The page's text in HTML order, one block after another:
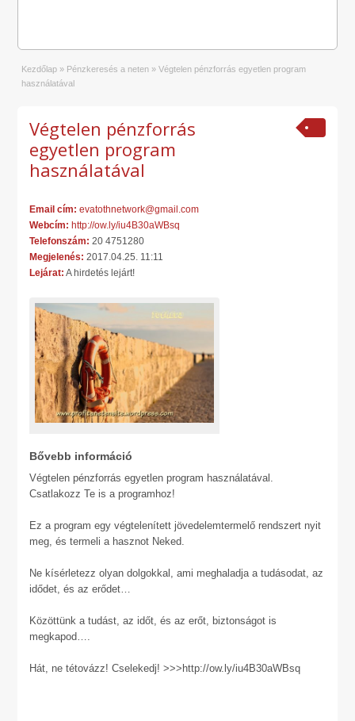
Kezdőlap » Pénzkeresés a neten » Végtelen pénzforrás egyetlen program
használatával
Végtelen pénzforrás
egyetlen program
használatával
Email cím: evatothnetwork@gmail.com
Webcím: http://ow.ly/iu4B30aWBsq
Telefonszám: 20 4751280
Megjelenés: 2017.04.25. 11:11
Lejárat: A hirdetés lejárt!
Bővebb információ
Végtelen pénzforrás egyetlen program használatával.
Csatlakozz Te is a programhoz!
Ez a program egy végtelenített jövedelemtermelő rendszert nyit
meg, és termeli a hasznot Neked.
Ne kísérletezz olyan dolgokkal, ami meghaladja a tudásodat, az
idődet, és az erődet…
Közöttünk a tudást, az időt, és az erőt, biztonságot is
megkapod….
Hát, ne tétovázz! Cselekedj! >>>http://ow.ly/iu4B30aWBsq